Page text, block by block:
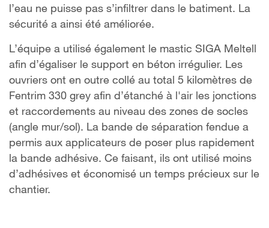
l’eau ne puisse pas s’infiltrer dans le batiment. La
sécurité a ainsi été améliorée.
L’équipe a utilisé également le mastic SIGA Meltell
afin d’égaliser le support en béton irrégulier. Les
ouvriers ont en outre collé au total 5 kilomètres de
Fentrim 330 grey afin d’étanché à l'air les jonctions
et raccordements au niveau des zones de socles
(angle mur/sol). La bande de séparation fendue a
permis aux applicateurs de poser plus rapidement
la bande adhésive. Ce faisant, ils ont utilisé moins
d’adhésives et économisé un temps précieux sur le
chantier.